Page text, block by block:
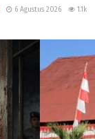
6 Agustus 2026 1.1k